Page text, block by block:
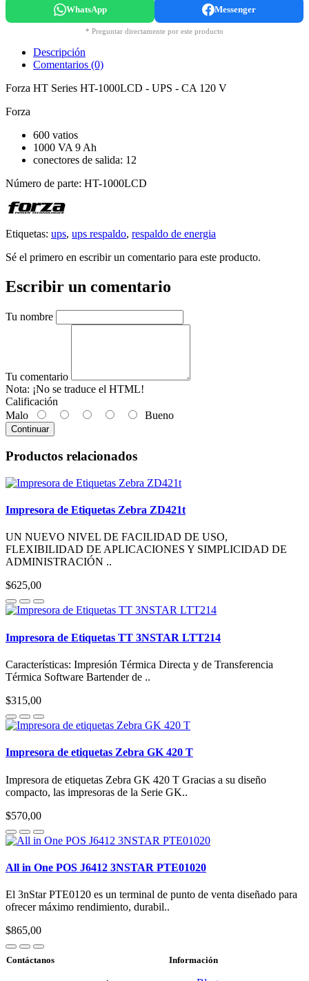
WhatsApp Messenger
* Preguntar directamente por este producto
Descripción
Comentarios (0)
Forza HT Series HT-1000LCD - UPS - CA 120 V
Forza
600 vatios
1000 VA 9 Ah
conectores de salida: 12
Número de parte: HT-1000LCD
Etiquetas: ups, ups respaldo, respaldo de energia
Sé el primero en escribir un comentario para este producto.
Escribir un comentario
Tu nombre
Tu comentario
Nota: ¡No se traduce el HTML!
Calificación
Malo
Bueno
Continuar
Productos relacionados
Impresora de Etiquetas Zebra ZD421t
UN NUEVO NIVEL DE FACILIDAD DE USO,
FLEXIBILIDAD DE APLICACIONES Y SIMPLICIDAD DE
ADMINISTRACIÓN ..
$625,00
Impresora de Etiquetas TT 3NSTAR LTT214
Características: Impresión Térmica Directa y de Transferencia
Térmica Software Bartender de ..
$315,00
Impresora de etiquetas Zebra GK 420 T
Impresora de etiquetas Zebra GK 420 T Gracias a su diseño
compacto, las impresoras de la Serie GK..
$570,00
All in One POS J6412 3NSTAR PTE01020
El 3nStar PTE0120 es un terminal de punto de venta diseñado para
ofrecer máximo rendimiento, durabil..
$865,00
Contáctanos Información